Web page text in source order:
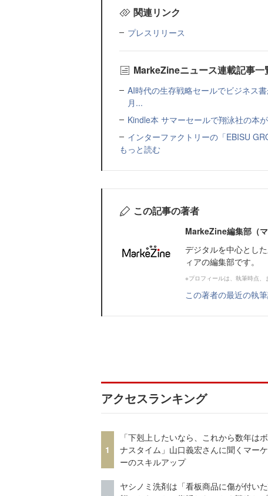
関連リンク
プレスリリース
MarkeZineニュース連載記事一
AI時代の生存戦略セールでビジネス
月...
Kindle本 サマーセールで翔泳社の本
インターファクトリーの「EBISU
もっと読む
この記事の著者
MarkeZine編集部（
デジタルを中心とし
ィアの編集部です。
※プロフィールは、執筆時点、
この著者の最近の執
アクセスランキング
1
「下剋上したいなら、これから数年は
ナスタイム」山口義宏さんに聞くマー
ーのスキルアップ
ヤシノミ洗剤は「看板商品に傷が付い